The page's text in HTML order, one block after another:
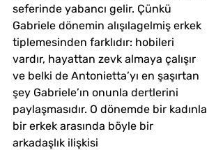
seferinde yabancı gelir. Çünkü
Gabriele dönemin alışılagelmiş erkek
tiplemesinden farklıdır: hobileri
vardır, hayattan zevk almaya çalışır
ve belki de Antonietta’yı en şaşırtan
şey Gabriele’ın onunla dertlerini
paylaşmasıdır. O dönemde bir kadınla
bir erkek arasında böyle bir
arkadaşlık ilişkisi